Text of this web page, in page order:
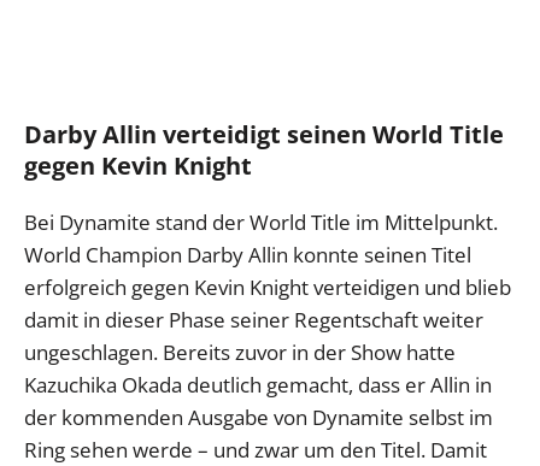
Darby Allin verteidigt seinen World Title
gegen Kevin Knight
Bei Dynamite stand der World Title im Mittelpunkt.
World Champion Darby Allin konnte seinen Titel
erfolgreich gegen Kevin Knight verteidigen und blieb
damit in dieser Phase seiner Regentschaft weiter
ungeschlagen. Bereits zuvor in der Show hatte
Kazuchika Okada deutlich gemacht, dass er Allin in
der kommenden Ausgabe von Dynamite selbst im
Ring sehen werde – und zwar um den Titel. Damit